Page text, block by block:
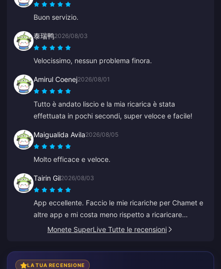
Buon servizio.
泰瑞鸭2026/08/03
Velocissimo, nessun problema finora.
Amirul Coenej2026/08/01
Tutto è andato liscio e la mia ricarica è stata
effettuata in pochi secondi, super veloce e facile!
Maigualida Avila2026/08/05
Molto efficace e veloce.
Tairin Gil2026/08/03
App eccellente. Faccio le mie ricariche per Chamet e
altre app e mi costa meno rispetto a ricaricare
direttamente all'interno di quelle app.
Monete SuperLive Tutte le recensioni
LA TUA RECENSIONE